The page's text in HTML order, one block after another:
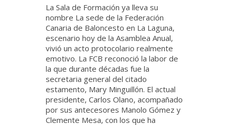
La Sala de Formación ya lleva su
nombre La sede de la Federación
Canaria de Baloncesto en La Laguna,
escenario hoy de la Asamblea Anual,
vivió un acto protocolario realmente
emotivo. La FCB reconoció la labor de
la que durante décadas fue la
secretaria general del citado
estamento, Mary Minguillón. El actual
presidente, Carlos Olano, acompañado
por sus antecesores Manolo Gómez y
Clemente Mesa, con los que ha